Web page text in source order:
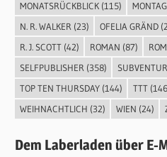
MONATSRÜCKBLICK(115)
N. R. WALKER (23) OFELIA GRÄND
R. J. SCOTT(42) ROMAN (87)
SELFPUBLISHER (358) SUBVENTUR
TOP TEN THURSDAY(144) TTT
WEIHNACHTLICH (32) WIEN (24)
Dem Laberladen über E-